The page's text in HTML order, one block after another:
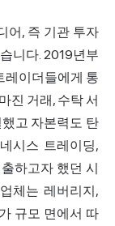
어, 즉 기관 투자
니다. 2019년부
레이더들에게 통
진 거래, 수탁 서
고 자본력도 탄
시스 트레이딩,
하고자 했던 시
체는 레버리지,
규모 면에서 따